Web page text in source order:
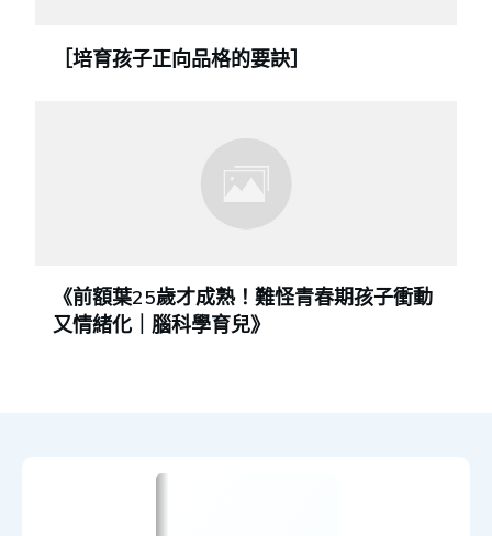
［培育孩子正向品格的要訣］
《前額葉25歲才成熟！難怪青春期孩子衝動
又情緒化｜腦科學育兒》